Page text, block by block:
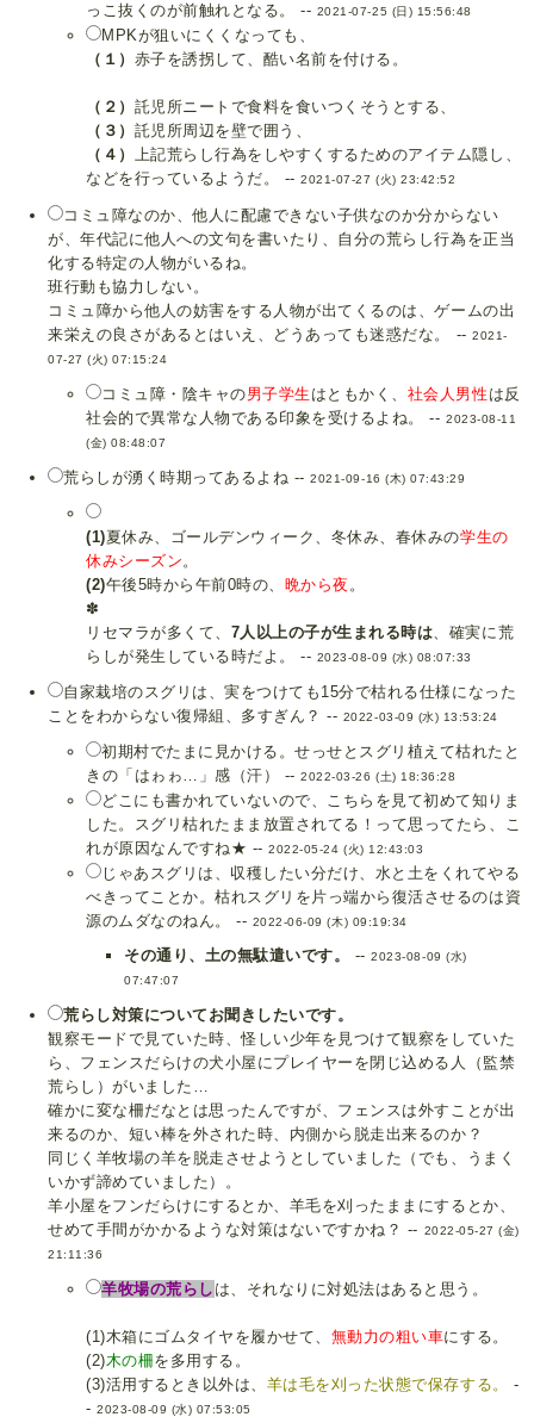
っこ抜くのが前触れとなる。 -- 2021-07-25 (日) 15:56:48
MPKが狙いにくくなっても、
（１） 赤子を誘拐して、酷い名前を付ける。
（２） 託児所ニートで食料を食いつくそうとする、
（３） 託児所周辺を壁で囲う、
（４） 上記荒らし行為をしやすくするためのアイテム隠し、
などを行っているようだ。 --2021-07-27 (火) 23:42:52
コミュ障なのか、他人に配慮できない子供なのか分からない
が、年代記に他人への文句を書いたり、自分の荒らし行為を正当
化する特定の人物がいるね。
班行動も協力しない。
コミュ障から他人の妨害をする人物が出てくるのは、ゲームの出
来栄えの良さがあるとはいえ、どうあっても迷惑だな。 --2021-
07-27 (火) 07:15:24
コミュ障・陰キャの男子学生 はともかく、 社会人男性 は反
社会的で異常な人物である印象を受けるよね。 -- 2023-08-11
(金) 08:48:07
荒らしが湧く時期ってあるよね --2021-09-16 (木) 07:43:29
(1)夏休み、ゴールデンウィーク、冬休み、春休みの学生の
休みシーズン 。
(2)午後5時から午前0時の、 晩から夜 。
✽
リセマラが多くて、 7人以上の子が生まれる時は 、確実に荒
らしが発生している時だよ。 -- 2023-08-09 (水) 08:07:33
自家栽培のスグリは、実をつけても15分で枯れる仕様になった
ことをわからない復帰組、多すぎん？ -- 2022-03-09 (水) 13:53:24
初期村でたまに見かける。せっせとスグリ植えて枯れたと
きの「はゎゎ…」感（汗） --2022-03-26 (土) 18:36:28
どこにも書かれていないので、こちらを見て初めて知りま
した。スグリ枯れたまま放置されてる！って思ってたら、こ
れが原因なんですね★ --2022-05-24 (火) 12:43:03
じゃあスグリは、収穫したい分だけ、水と土をくれてやる
べきってことか。枯れスグリを片っ端から復活させるのは資
源のムダなのねん。 -- 2022-06-09 (木) 09:19:34
その通り、土の無駄遣いです。 --2023-08-09 (水)
07:47:07
荒らし対策についてお聞きしたいです。
観察モードで見ていた時、怪しい少年を見つけて観察をしていた
ら、フェンスだらけの犬小屋にプレイヤーを閉じ込める人（監禁
荒らし）がいました…
確かに変な柵だなとは思ったんですが、フェンスは外すことが出
来るのか、短い棒を外された時、内側から脱走出来るのか？
同じく羊牧場の羊を脱走させようとしていました（でも、うまく
いかず諦めていました）。
羊小屋をフンだらけにするとか、羊毛を刈ったままにするとか、
せめて手間がかかるような対策はないですかね？ -- 2022-05-27 (金)
21:11:36
羊牧場の荒らし は、それなりに対処法はあると思う。
(1)木箱にゴムタイヤを履かせて、 無動力の粗い車にする。
(2)木の柵を多用する。
(3)活用するとき以外は、 羊は毛を刈った状態で保存する。
-
-2023-08-09 (水) 07:53:05